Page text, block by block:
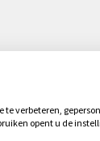
verbeteren,
opent u de